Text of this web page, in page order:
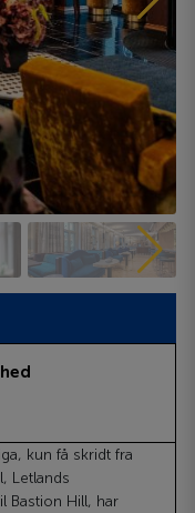
kun få skridt fra
Letlands
Bastion Hill, har